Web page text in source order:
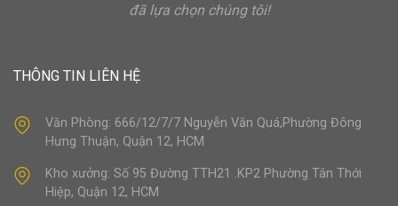
đã lựa chọn chúng tôi!
THÔNG TIN LIÊN HỆ
Văn Phòng: 666/12/7/7 Nguyễn Văn Quá,Phường Đông
Hưng Thuận, Quận 12, HCM
Kho xưởng: Số 95 Đường TTH21 .KP2 Phường Tân Thới
Hiệp, Quận 12, HCM